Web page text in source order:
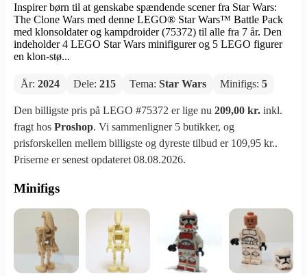
Inspirer børn til at genskabe spændende scener fra Star Wars:
The Clone Wars med denne LEGO® Star Wars™ Battle Pack
med klonsoldater og kampdroider (75372) til alle fra 7 år. Den
indeholder 4 LEGO Star Wars minifigurer og 5 LEGO figurer
en klon-stø...
År: 2024 Dele: 215 Tema: Star Wars Minifigs: 5
Den billigste pris på LEGO #75372 er lige nu 209,00 kr. inkl.
fragt hos Proshop. Vi sammenligner 5 butikker, og
prisforskellen mellem billigste og dyreste tilbud er 109,95 kr..
Priserne er senest opdateret 08.08.2026.
Minifigs